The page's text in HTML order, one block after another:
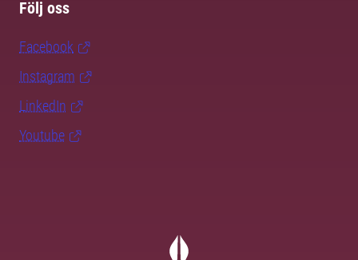
Följ oss
Facebook
Instagram
LinkedIn
Youtube